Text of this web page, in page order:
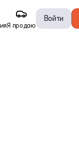
Я продаю
Войти